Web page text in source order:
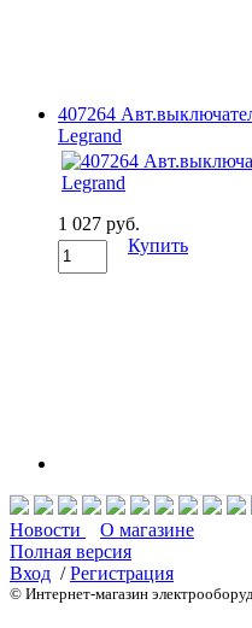
407264
Legrand
1 027 руб.
Купить
Новости
О магазине
Полная версия
Вход /Регистрация
© Интернет-магазин